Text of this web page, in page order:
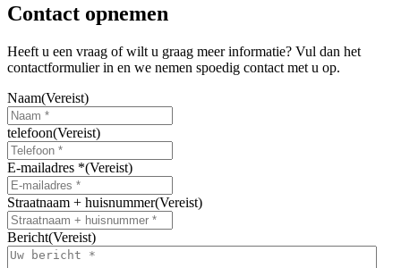
worden
op
Contact opnemen
Heeft u een vraag of wilt u graag meer informatie? Vul dan het
contactformulier in en we nemen spoedig contact met u op.
Naam(Vereist)
telefoon(Vereist)
E-mailadres *(Vereist)
Straatnaam + huisnummer(Vereist)
Bericht(Vereist)